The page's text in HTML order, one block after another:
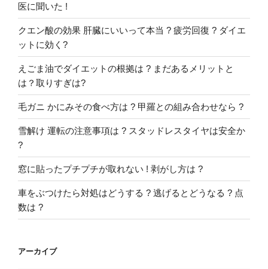
医に聞いた !
クエン酸の効果 肝臓にいいって本当 ? 疲労回復 ? ダイエ
ットに効く?
えごま油でダイエットの根拠は ? まだあるメリットと
は？取りすぎは?
毛ガニ かにみその食べ方は ? 甲羅との組み合わせなら ?
雪解け 運転の注意事項は ? スタッドレスタイヤは安全か
?
窓に貼ったプチプチが取れない ! 剥がし方は ?
車をぶつけたら対処はどうする ? 逃げるとどうなる ? 点
数は ?
アーカイブ